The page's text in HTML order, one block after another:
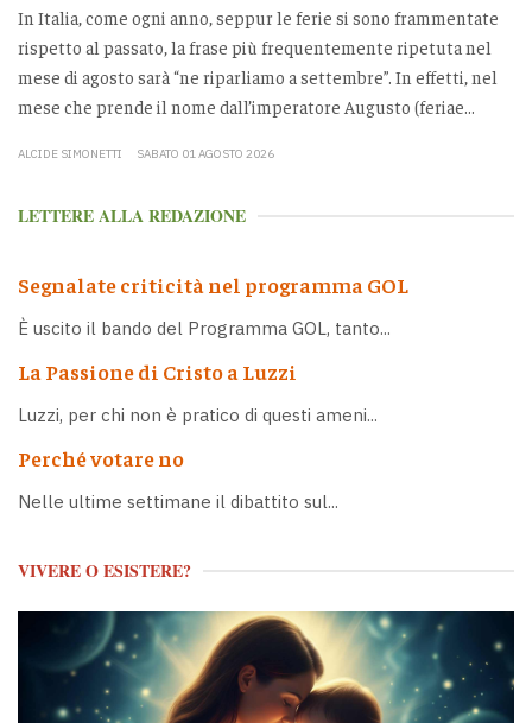
In Italia, come ogni anno, seppur le ferie si sono frammentate
rispetto al passato, la frase più frequentemente ripetuta nel
mese di agosto sarà “ne riparliamo a settembre”. In effetti, nel
mese che prende il nome dall’imperatore Augusto (feriae...
ALCIDE SIMONETTI SABATO 01 AGOSTO 2026
LETTERE ALLA REDAZIONE
Segnalate criticità nel programma GOL
È uscito il bando del Programma GOL, tanto...
La Passione di Cristo a Luzzi
Luzzi, per chi non è pratico di questi ameni...
Perché votare no
Nelle ultime settimane il dibattito sul...
VIVERE O ESISTERE?